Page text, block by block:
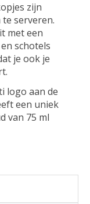
zijn
serveren.
met een
schotels
je ook je
logo aan de
een uniek
van 75 ml